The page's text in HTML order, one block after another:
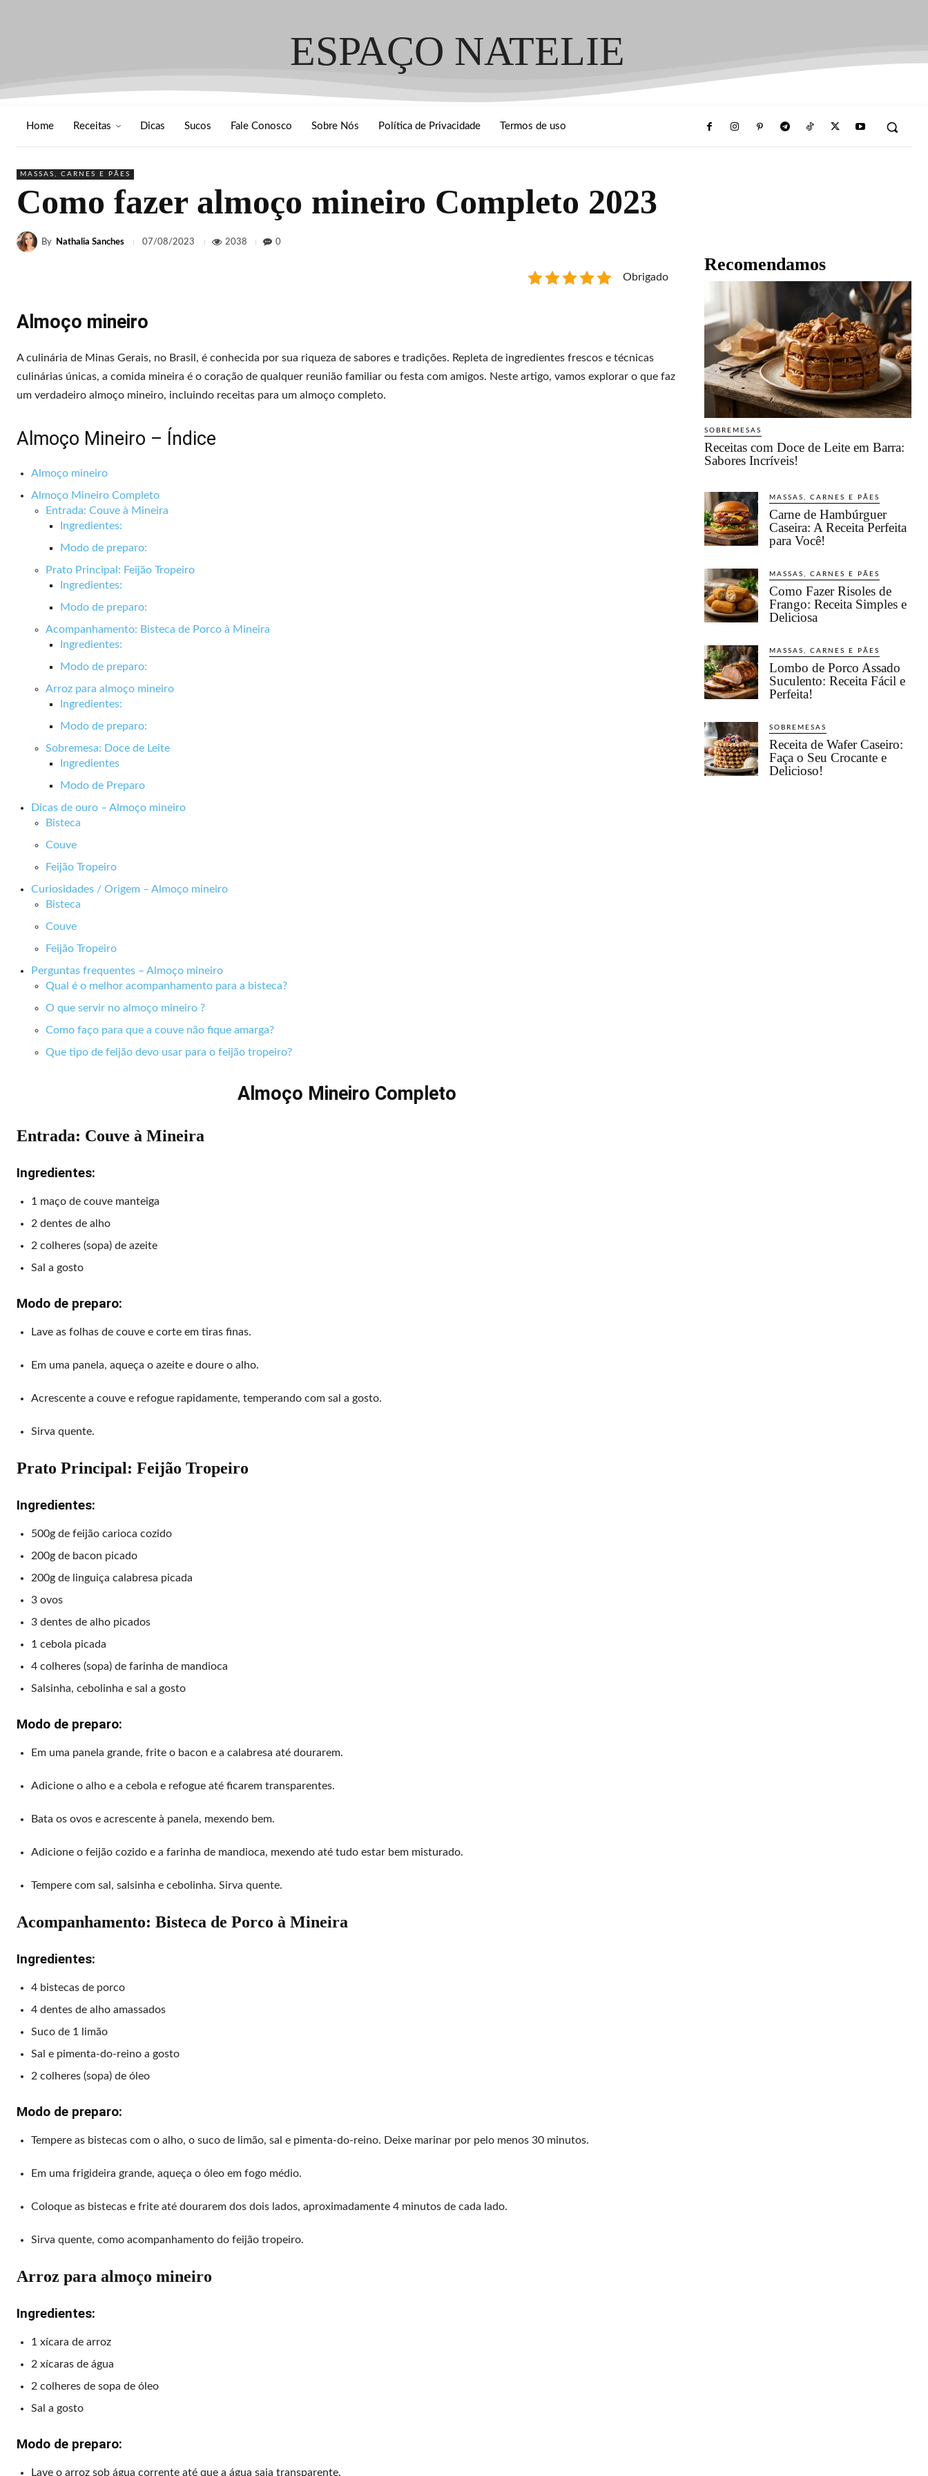
ESPAÇO NATELIE
Home Receitas Dicas Sucos Fale Conosco Sobre Nós Política de Privacidade Termos de uso
MASSAS, CARNES E PÃES
Como fazer almoço mineiro Completo 2023
By Nathalia Sanches 07/08/2023 2038 0
Obrigado
Almoço mineiro
A culinária de Minas Gerais, no Brasil, é conhecida por sua riqueza de sabores e tradições. Repleta de ingredientes frescos e técnicas
culinárias únicas, a comida mineira é o coração de qualquer reunião familiar ou festa com amigos. Neste artigo, vamos explorar o que faz
um verdadeiro almoço mineiro, incluindo receitas para um almoço completo.
Almoço Mineiro – Índice
Almoço mineiro
Almoço Mineiro Completo
Entrada: Couve à Mineira
Ingredientes:
Modo de preparo:
Prato Principal: Feijão Tropeiro
Ingredientes:
Modo de preparo:
Acompanhamento: Bisteca de Porco à Mineira
Ingredientes:
Modo de preparo:
Arroz para almoço mineiro
Ingredientes:
Modo de preparo:
Sobremesa: Doce de Leite
Ingredientes
Modo de Preparo
Dicas de ouro – Almoço mineiro
Bisteca
Couve
Feijão Tropeiro
Curiosidades / Origem – Almoço mineiro
Bisteca
Couve
Feijão Tropeiro
Perguntas frequentes – Almoço mineiro
Qual é o melhor acompanhamento para a bisteca?
O que servir no almoço mineiro ?
Como faço para que a couve não fique amarga?
Que tipo de feijão devo usar para o feijão tropeiro?
Almoço Mineiro Completo
Entrada: Couve à Mineira
Ingredientes:
1 maço de couve manteiga
2 dentes de alho
2 colheres (sopa) de azeite
Sal a gosto
Modo de preparo:
Lave as folhas de couve e corte em tiras finas.
Em uma panela, aqueça o azeite e doure o alho.
Acrescente a couve e refogue rapidamente, temperando com sal a gosto.
Sirva quente.
Prato Principal: Feijão Tropeiro
Ingredientes:
500g de feijão carioca cozido
200g de bacon picado
200g de linguiça calabresa picada
3 ovos
3 dentes de alho picados
1 cebola picada
4 colheres (sopa) de farinha de mandioca
Salsinha, cebolinha e sal a gosto
Modo de preparo:
Em uma panela grande, frite o bacon e a calabresa até dourarem.
Adicione o alho e a cebola e refogue até ficarem transparentes.
Bata os ovos e acrescente à panela, mexendo bem.
Adicione o feijão cozido e a farinha de mandioca, mexendo até tudo estar bem misturado.
Tempere com sal, salsinha e cebolinha. Sirva quente.
Acompanhamento: Bisteca de Porco à Mineira
Ingredientes:
4 bistecas de porco
4 dentes de alho amassados
Suco de 1 limão
Sal e pimenta-do-reino a gosto
2 colheres (sopa) de óleo
Modo de preparo:
Tempere as bistecas com o alho, o suco de limão, sal e pimenta-do-reino. Deixe marinar por pelo menos 30 minutos.
Em uma frigideira grande, aqueça o óleo em fogo médio.
Coloque as bistecas e frite até dourarem dos dois lados, aproximadamente 4 minutos de cada lado.
Sirva quente, como acompanhamento do feijão tropeiro.
Arroz para almoço mineiro
Ingredientes:
1 xícara de arroz
2 xícaras de água
2 colheres de sopa de óleo
Sal a gosto
Modo de preparo:
Lave o arroz sob água corrente até que a água saia transparente.
Recomendamos
SOBREMESAS
Receitas com Doce de Leite em Barra:
Sabores Incríveis!
MASSAS, CARNES E PÃES
Carne de Hambúrguer
Caseira: A Receita Perfeita
para Você!
MASSAS, CARNES E PÃES
Como Fazer Risoles de
Frango: Receita Simples e
Deliciosa
MASSAS, CARNES E PÃES
Lombo de Porco Assado
Suculento: Receita Fácil e
Perfeita!
SOBREMESAS
Receita de Wafer Caseiro:
Faça o Seu Crocante e
Delicioso!